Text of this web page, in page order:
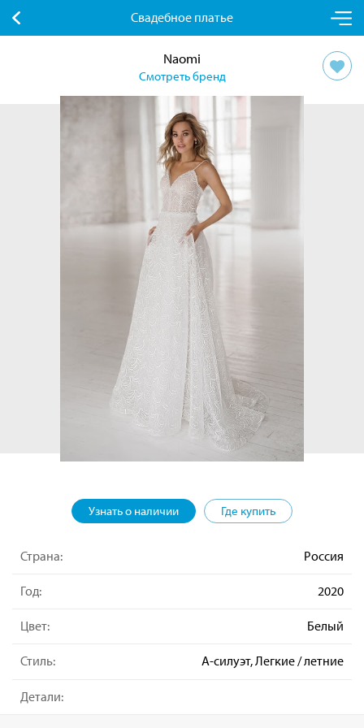
Свадебное платье
Naomi
Смотреть бренд
Узнать о наличии Где купить
Страна: Россия
Год: 2020
Цвет: Белый
Стиль: А-силуэт, Легкие / летние
Детали: